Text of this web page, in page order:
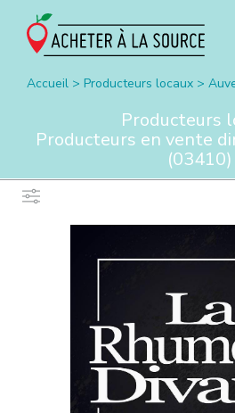
Accueil > Producteurs locaux >
Producteurs
Producteurs en vente
(03410)